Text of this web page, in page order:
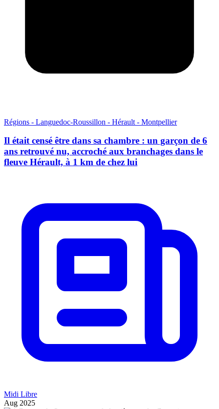
Régions - Languedoc-Roussillon - Hérault - Montpellier
Il était censé être dans sa chambre : un garçon de 6
ans retrouvé nu, accroché aux branchages dans le
fleuve Hérault, à 1 km de chez lui
Midi Libre
Aug 2025